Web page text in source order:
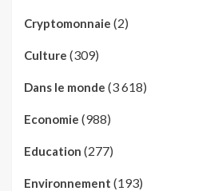
Cryptomonnaie (2)
Culture (309)
Dans le monde (3 618)
Economie (988)
Education (277)
Environnement (193)